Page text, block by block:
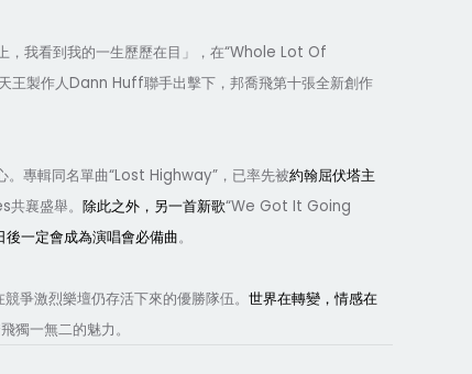
，我看到我的一生歷歷在目」，在“Whole Lot Of
王製作人Dann Huff聯手出擊下，邦喬飛第十張全新創作
。專輯同名單曲“Lost Highway” ，已率先被約翰屈伏塔主
共襄盛舉。 除此之外，另一首新歌“We Got It Going
後一定會成為演唱會必備曲。
爭激烈樂壇仍存活下來的優勝隊伍。 世界在轉變，情感在
獨一無二的魅力。